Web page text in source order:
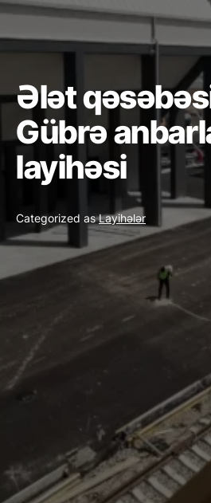
Ələt
Gübrə
layihəsi
Categorized asLayihələr